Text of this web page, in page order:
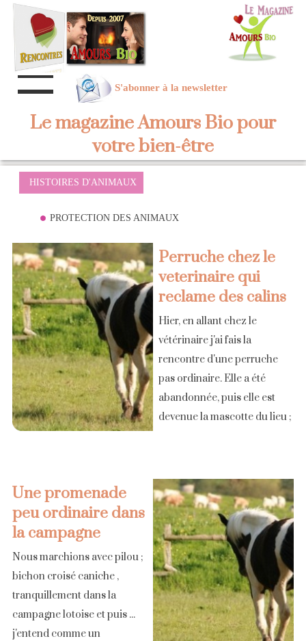
S'abonner à la newsletter
Le magazine Amours Bio pour
votre bien-être
HISTOIRES D'ANIMAUX
PROTECTION DES ANIMAUX
Perruche chez le
veterinaire qui
reclame des calins
Hier, en allant chez le
vétérinaire j'ai fais la
rencontre d'une perruche
pas ordinaire. Elle a été
abandonnée, puis elle est
devenue la mascotte du lieu ;
Une promenade
peu ordinaire dans
la campagne
Nous marchions avec pilou ;
bichon croisé caniche ,
tranquillement dans la
campagne lotoise et puis ...
j'entend comme un